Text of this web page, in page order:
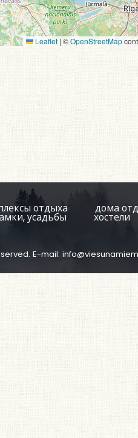
Leaflet | ©OpenStreetMap
отдыха дома
усадьбы хостели
E-mail: